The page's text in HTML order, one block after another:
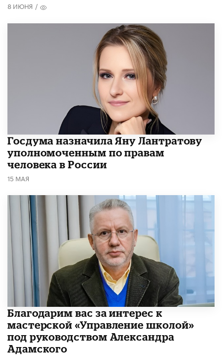
8 ИЮНЯ /
Госдума назначила Яну Лантратову
уполномоченным по правам
человека в России
15 МАЯ
Благодарим вас за интерес к
мастерской «Управление школой»
под руководством Александра
Адамского